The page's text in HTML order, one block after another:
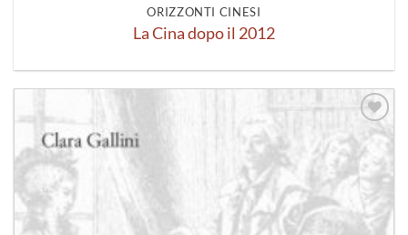
ORIZZONTI CINESI
La Cina dopo il 2012
Aggiungi
alla lista
dei
desideri